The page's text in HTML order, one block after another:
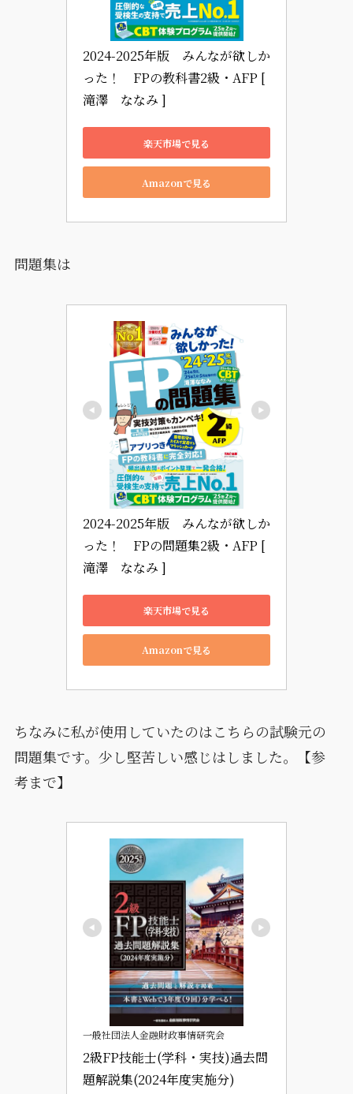
2024-2025年版　みんなが欲しか
った！　FPの教科書2級・AFP [
滝澤　ななみ ]
楽天市場で見る
Amazonで見る
問題集は
2024-2025年版　みんなが欲しか
った！　FPの問題集2級・AFP [
滝澤　ななみ ]
楽天市場で見る
Amazonで見る
ちなみに私が使用していたのはこちらの試験元の
問題集です。少し堅苦しい感じはしました。【参
考まで】
一般社団法人金融財政事情研究会
2級FP技能士(学科・実技)過去問
題解説集(2024年度実施分)